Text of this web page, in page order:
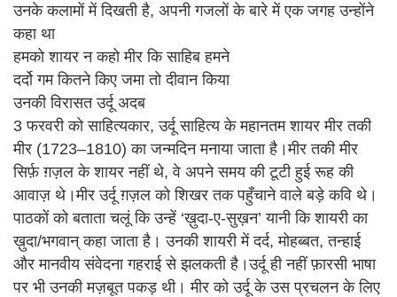
उनके कलामों में दिखती है, अपनी गजलों के बारे में एक जगह उन्होंने
कहा था
हमको शायर न कहो मीर कि साहिब हमने
दर्दो गम कितने किए जमा तो दीवान किया
उनकी विरासत उर्दू अदब
3 फरवरी को साहित्यकार, उर्दू साहित्य के महानतम शायर मीर तकी
मीर (1723–1810) का जन्मदिन मनाया जाता है।मीर तकी मीर
सिर्फ़ ग़ज़ल के शायर नहीं थे, वे अपने समय की टूटी हुई रूह की
आवाज़ थे।मीर उर्दू ग़ज़ल को शिखर तक पहुँचाने वाले बड़े कवि थे।
पाठकों को बताता चलूं कि उन्हें ‘ख़ुदा-ए-सुख़न’ यानी कि शायरी का
ख़ुदा/भगवान् कहा जाता है। उनकी शायरी में दर्द, मोहब्बत, तन्हाई
और मानवीय संवेदना गहराई से झलकती है।उर्दू ही नहीं फ़ारसी भाषा
पर भी उनकी मज़बूत पकड़ थी। मीर को उर्दू के उस प्रचलन के लिए